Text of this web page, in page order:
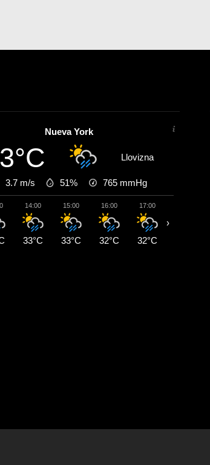
Nueva York
Llovizna
3.7 m/s 51% 765 mmHg
14:00
33°C
15:00
33°C
16:00
32°C
17:00
32°C
›